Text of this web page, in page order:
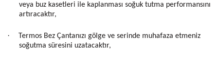
veya buz kasetleri ile kaplanması soğuk tutma performansını
artıracaktır,
·
Termos Bez Çantanızı gölge ve serinde muhafaza etmeniz
soğutma süresini uzatacaktır,